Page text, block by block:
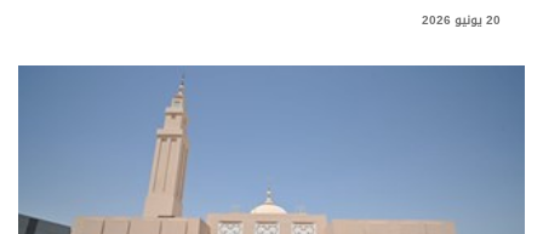
20 يونيو 2026